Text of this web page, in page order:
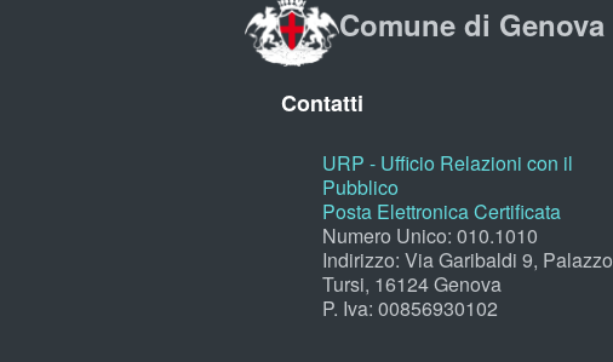
Comune di Genova
Contatti
URP - Ufficio Relazioni con il
Pubblico
Posta Elettronica Certificata
Numero Unico: 010.1010
Indirizzo: Via Garibaldi 9, Palazzo
Tursi, 16124 Genova
P. Iva: 00856930102